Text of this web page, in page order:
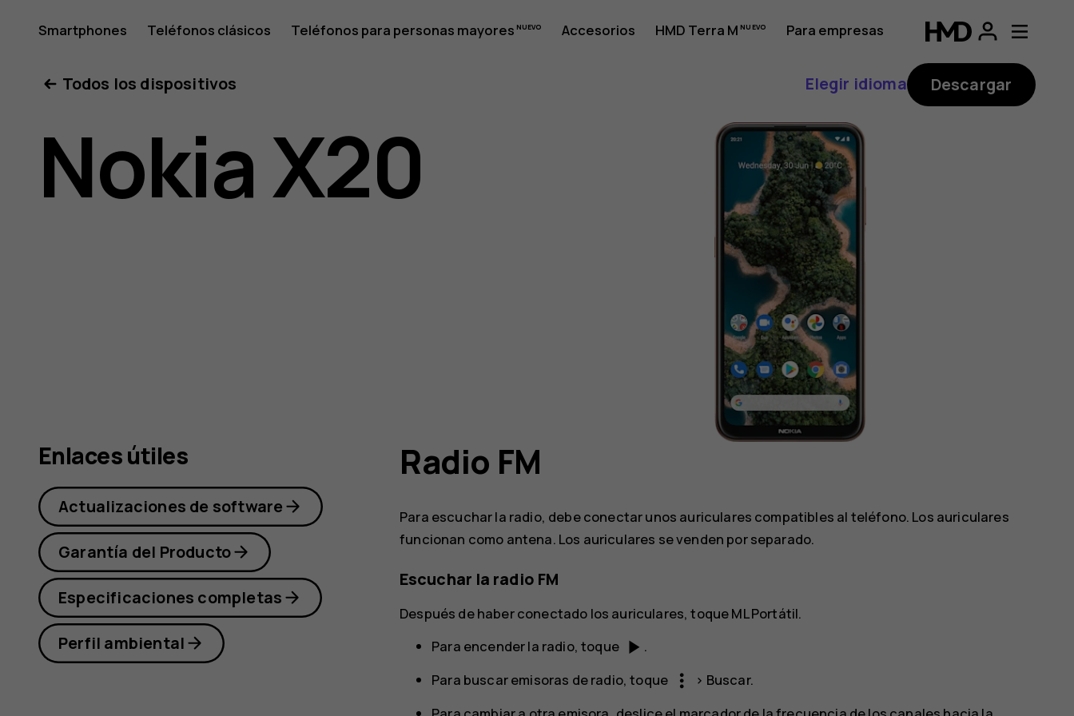
Guía
del
usuario
X20
Smartphones Teléfonos clásicos Teléfonos para personas mayores Accesorios HMD Terra M
Para empresas
Todos los dispositivos
Elegir idioma Descargar
Nokia X20
Radio FM
Para escuchar la radio, debe conectar unos auriculares compatibles al teléfono. Los auriculares
funcionan como antena. Los auriculares se venden por separado.
Escuchar la radio FM
Después de haber conectado los auriculares, toqueML Portátil.
Para encender la radio, toque play_arrow .
Para buscar emisoras de radio, toque
more_vert > Buscar.
Enlaces útiles
Actualizaciones de software
Garantía del Producto
Especificaciones completas
Perfil ambiental